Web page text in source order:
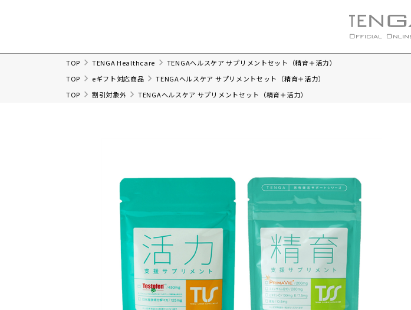
TOP TENGA Healthcare
TENGAヘルスケア サプリメントセット（精育＋活力）
TOP
eギフト対応商品
TENGAヘルスケア サプリメントセット（精育＋活力）
TOP
割引対象外 TENGAヘルスケア サプリメントセット（精育＋活力）